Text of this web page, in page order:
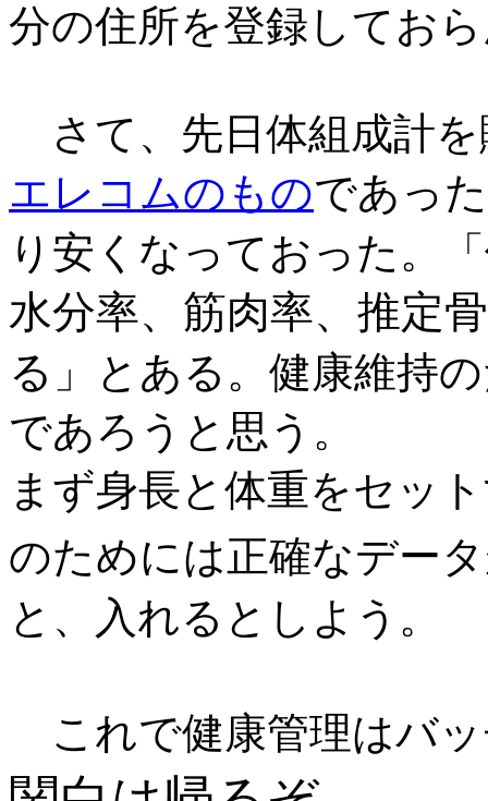
分の住所を登録してお
さて、先日体組成計を
エレコムのものであっ
り安くなっておった。「
水分率、筋肉率、推定
る 」とある。健康維持
であろうと思う。
まず身長と体重をセッ
のためには正確なデー
と、入れるとしよう。
これで健康管理はバ